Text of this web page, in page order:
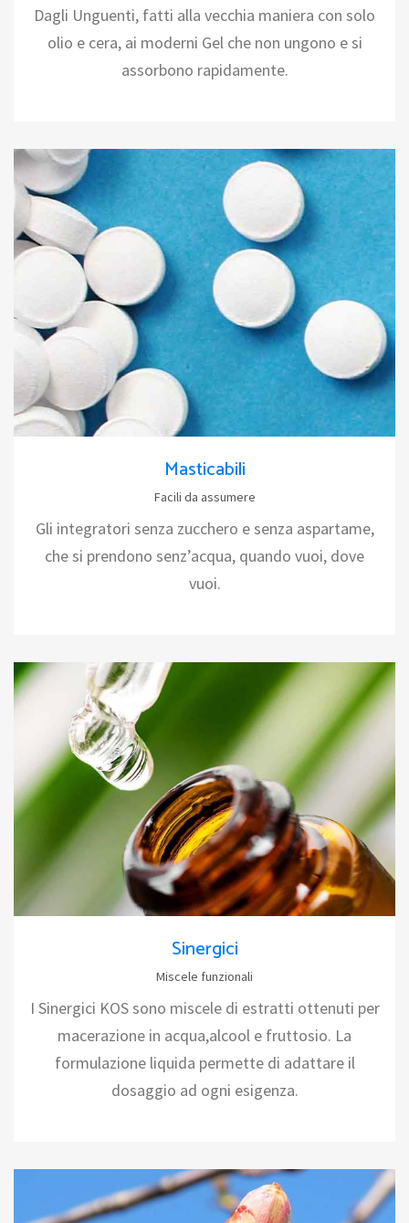
Dagli Unguenti, fatti alla vecchia maniera con solo
olio e cera, ai moderni Gel che non ungono e si
assorbono rapidamente.
Masticabili
Facili da assumere
Gli integratori senza zucchero e senza aspartame,
che si prendono senz’acqua, quando vuoi, dove
vuoi.
Sinergici
Miscele funzionali
I Sinergici KOS sono miscele di estratti ottenuti per
macerazione in acqua,alcool e fruttosio. La
formulazione liquida permette di adattare il
dosaggio ad ogni esigenza.